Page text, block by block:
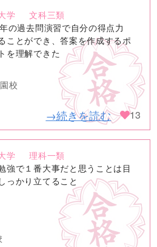
学
文科三類
の過去問演習で自分の得点力
ことができ、答案を作成するポ
を理解できた
校
→続きを読む 13
学
理科一類
強で１番大事だと思うことは目
っかり立てること